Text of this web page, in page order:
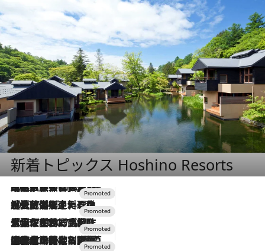
新着トピックス Hoshino Resorts
2026.7.31
【ホテル帰省】という選択肢をOMOが提案。家族とほどよい距離を保つには「昼は実家、夜は気兼ねなくホテルで！」
2026.7.24
【夏限定ディナーコース】旬を迎える稚鮎や花ズッキーニなどをイタリア・トスカーナの郷土料理の手法で満喫！
2026.7.17
「土佐和ハーブかき氷」がOMO7高知に登場！生姜、山椒、大葉など目にも舌にも涼を呼ぶ郷土の味
2026.7.10
NEW OPEN！【界 草津】名湯の地に誕生。趣の異なる2種の温泉と上州ならではの会席・蕎麦割烹など美食を味わう究極の癒やし旅